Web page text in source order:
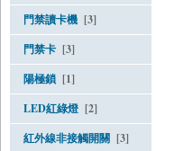
門禁讀卡機 [3]
門禁卡 [3]
陽極鎖 [1]
LED紅綠燈 [2]
紅外線非接觸開關 [3]